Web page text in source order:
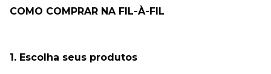
COMO COMPRAR NA FIL-À-FIL
1. Escolha seus produtos